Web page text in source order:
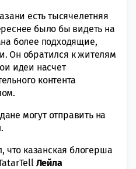
есть тысячелетняя
было бы видеть на
более подходящие,
Он обратился к жителям
идеи насчет
контента
могут отправить на
что казанская блогерша
Лейла